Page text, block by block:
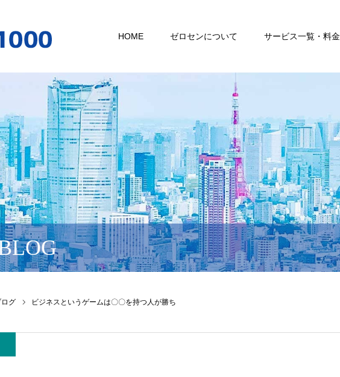
HOME ゼロセンについて サービス一覧・料金
グ ビジネスというゲームは〇〇を持つ人が勝ち